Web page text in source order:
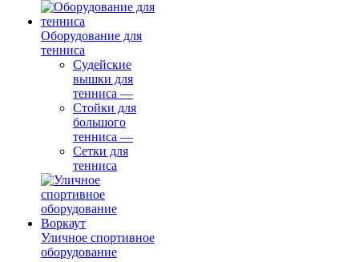
Оборудование для
тенниса
Судейские
вышки для
тенниса —
Стойки для
большого
тенниса —
Сетки для
тенниса
Уличное спортивное
оборудование